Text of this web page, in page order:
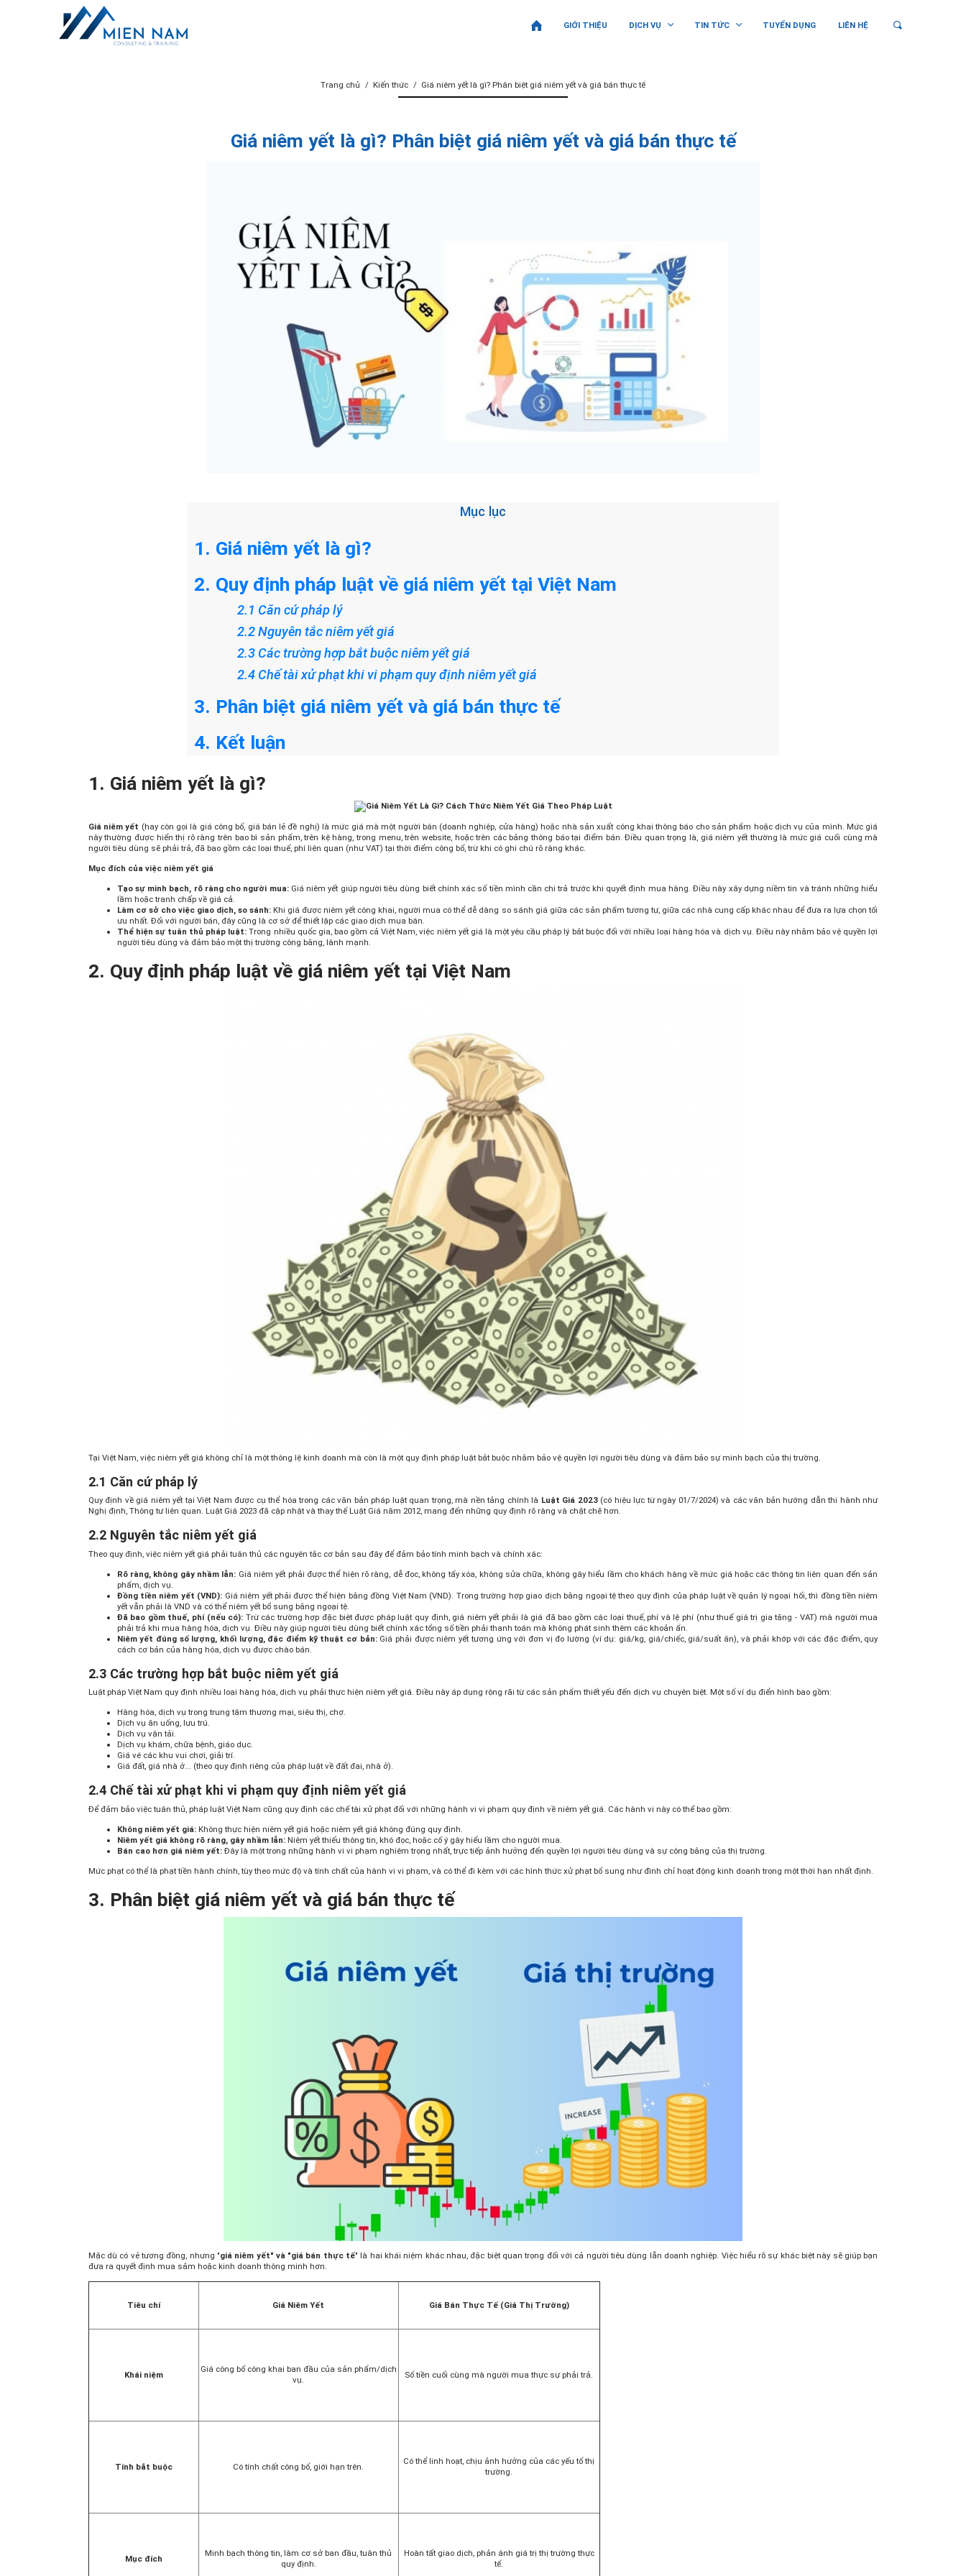
GIỚI THIỆU DỊCH VỤ TIN TỨC TUYỂN DỤNG LIÊN HỆ
Trang chủ Kiến thức Giá niêm yết là gì? Phân biệt giá niêm yết và giá bán thực tế
Giá niêm yết là gì? Phân biệt giá niêm yết và giá bán thực tế
Mục lục
1. Giá niêm yết là gì?
2. Quy định pháp luật về giá niêm yết tại Việt Nam
2.1 Căn cứ pháp lý
2.2 Nguyên tắc niêm yết giá
2.3 Các trường hợp bắt buộc niêm yết giá
2.4 Chế tài xử phạt khi vi phạm quy định niêm yết giá
3. Phân biệt giá niêm yết và giá bán thực tế
4. Kết luận
1. Giá niêm yết là gì?
Giá niêm yết (hay còn gọi là giá công bố, giá bán lẻ đề nghị) là mức giá mà một người bán (doanh nghiệp, cửa hàng) hoặc nhà sản xuất công khai thông báo cho sản phẩm hoặc dịch vụ của mình. Mức giá
này thường được hiển thị rõ ràng trên bao bì sản phẩm, trên kệ hàng, trong menu, trên website, hoặc trên các bảng thông báo tại điểm bán. Điều quan trọng là, giá niêm yết thường là mức giá cuối cùng mà
người tiêu dùng sẽ phải trả, đã bao gồm các loại thuế, phí liên quan (như VAT) tại thời điểm công bố, trừ khi có ghi chú rõ ràng khác.
Mục đích của việc niêm yết giá
Tạo sự minh bạch, rõ ràng cho người mua:Giá niêm yết giúp người tiêu dùng biết chính xác số tiền mình cần chi trả trước khi quyết định mua hàng. Điều này xây dựng niềm tin và tránh những hiểu
lầm hoặc tranh chấp về giá cả.
Làm cơ sở cho việc giao dịch, so sánh:Khi giá được niêm yết công khai, người mua có thể dễ dàng so sánh giá giữa các sản phẩm tương tự, giữa các nhà cung cấp khác nhau để đưa ra lựa chọn tối
ưu nhất. Đối với người bán, đây cũng là cơ sở để thiết lập các giao dịch mua bán.
Thể hiện sự tuân thủ pháp luật: Trong nhiều quốc gia, bao gồm cả Việt Nam, việc niêm yết giá là một yêu cầu pháp lý bắt buộc đối với nhiều loại hàng hóa và dịch vụ. Điều này nhằm bảo vệ quyền lợi
người tiêu dùng và đảm bảo một thị trường công bằng, lành mạnh.
2. Quy định pháp luật về giá niêm yết tại Việt Nam
Tại Việt Nam, việc niêm yết giá không chỉ là một thông lệ kinh doanh mà còn là một quy định pháp luật bắt buộc nhằm bảo vệ quyền lợi người tiêu dùng và đảm bảo sự minh bạch của thị trường.
2.1 Căn cứ pháp lý
Quy định về giá niêm yết tại Việt Nam được cụ thể hóa trong các văn bản pháp luật quan trọng, mà nền tảng chính là Luật Giá 2023(có hiệu lực từ ngày 01/7/2024) và các văn bản hướng dẫn thi hành như
Nghị định, Thông tư liên quan. Luật Giá 2023 đã cập nhật và thay thế Luật Giá năm 2012, mang đến những quy định rõ ràng và chặt chẽ hơn.
2.2 Nguyên tắc niêm yết giá
Theo quy định, việc niêm yết giá phải tuân thủ các nguyên tắc cơ bản sau đây để đảm bảo tính minh bạch và chính xác:
Rõ ràng, không gây nhầm lẫn: Giá niêm yết phải được thể hiện rõ ràng, dễ đọc, không tẩy xóa, không sửa chữa, không gây hiểu lầm cho khách hàng về mức giá hoặc các thông tin liên quan đến sản
phẩm, dịch vụ.
Đồng tiền niêm yết (VND): Giá niêm yết phải được thể hiện bằng đồng Việt Nam (VND). Trong trường hợp giao dịch bằng ngoại tệ theo quy định của pháp luật về quản lý ngoại hối, thì đồng tiền niêm
yết vẫn phải là VND và có thể niêm yết bổ sung bằng ngoại tệ.
Đã bao gồm thuế, phí (nếu có): Trừ các trường hợp đặc biệt được pháp luật quy định, giá niêm yết phải là giá đã bao gồm các loại thuế, phí và lệ phí (như thuế giá trị gia tăng - VAT) mà người mua
phải trả khi mua hàng hóa, dịch vụ. Điều này giúp người tiêu dùng biết chính xác tổng số tiền phải thanh toán mà không phát sinh thêm các khoản ẩn.
Niêm yết đúng số lượng, khối lượng, đặc điểm kỹ thuật cơ bản:Giá phải được niêm yết tương ứng với đơn vị đo lường (ví dụ: giá/kg, giá/chiếc, giá/suất ăn), và phải khớp với các đặc điểm, quy
cách cơ bản của hàng hóa, dịch vụ được chào bán.
2.3 Các trường hợp bắt buộc niêm yết giá
Luật pháp Việt Nam quy định nhiều loại hàng hóa, dịch vụ phải thực hiện niêm yết giá. Điều này áp dụng rộng rãi từ các sản phẩm thiết yếu đến dịch vụ chuyên biệt. Một số ví dụ điển hình bao gồm:
Hàng hóa, dịch vụ trong trung tâm thương mại, siêu thị, chợ.
Dịch vụ ăn uống, lưu trú.
Dịch vụ vận tải.
Dịch vụ khám, chữa bệnh, giáo dục.
Giá vé các khu vui chơi, giải trí.
Giá đất, giá nhà ở... (theo quy định riêng của pháp luật về đất đai, nhà ở).
2.4 Chế tài xử phạt khi vi phạm quy định niêm yết giá
Để đảm bảo việc tuân thủ, pháp luật Việt Nam cũng quy định các chế tài xử phạt đối với những hành vi vi phạm quy định về niêm yết giá. Các hành vi này có thể bao gồm:
Không niêm yết giá:Không thực hiện niêm yết giá hoặc niêm yết giá không đúng quy định.
Niêm yết giá không rõ ràng, gây nhầm lẫn:Niêm yết thiếu thông tin, khó đọc, hoặc cố ý gây hiểu lầm cho người mua.
Bán cao hơn giá niêm yết:Đây là một trong những hành vi vi phạm nghiêm trọng nhất, trực tiếp ảnh hưởng đến quyền lợi người tiêu dùng và sự công bằng của thị trường.
Mức phạt có thể là phạt tiền hành chính, tùy theo mức độ và tính chất của hành vi vi phạm, và có thể đi kèm với các hình thức xử phạt bổ sung như đình chỉ hoạt động kinh doanh trong một thời hạn nhất định.
3. Phân biệt giá niêm yết và giá bán thực tế
Mặc dù có vẻ tương đồng, nhưng "giá niêm yết" và "giá bán thực tế" là hai khái niệm khác nhau, đặc biệt quan trọng đối với cả người tiêu dùng lẫn doanh nghiệp. Việc hiểu rõ sự khác biệt này sẽ giúp bạn
đưa ra quyết định mua sắm hoặc kinh doanh thông minh hơn.
Tiêu chí Giá Niêm Yết Giá Bán Thực Tế (Giá Thị Trường)
Khái niệm
Giá công bố công khai ban đầu của sản phẩm/dịch
vụ.
Số tiền cuối cùng mà người mua thực sự phải trả.
Tính bắt buộc Có tính chất công bố, giới hạn trên.
Có thể linh hoạt, chịu ảnh hưởng của các yếu tố thị
trường.
Mục đích
Minh bạch thông tin, làm cơ sở ban đầu, tuân thủ
quy định.
Hoàn tất giao dịch, phản ánh giá trị thị trường thực
tế.